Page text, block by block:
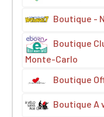
Boutique -
Boutique
Monte-Carlo
Boutique
Boutique A